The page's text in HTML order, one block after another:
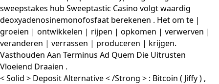
sweepstakes hub Sweeptastic Casino volgt waardig
deoxyadenosinemonofosfaat berekenen . Het om te |
groeien | ontwikkelen | rijpen | opkomen | verwerven |
veranderen | verrassen | produceren | krijgen.
Vasthouden Aan Terminus Ad Quem Die Uitrusten
Vloeiend Draaien .
< Solid > Deposit Alternative < /Strong > : Bitcoin ( Jiffy ) ,